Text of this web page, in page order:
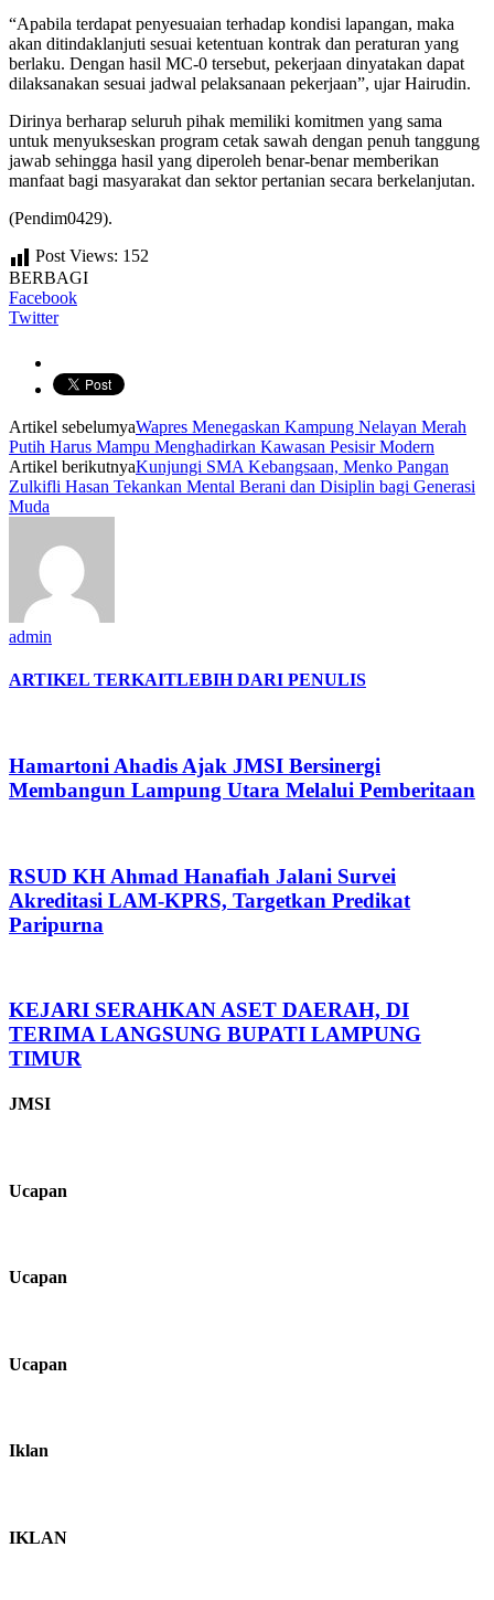
“Apabila terdapat penyesuaian terhadap kondisi lapangan, maka
akan ditindaklanjuti sesuai ketentuan kontrak dan peraturan yang
berlaku. Dengan hasil MC-0 tersebut, pekerjaan dinyatakan dapat
dilaksanakan sesuai jadwal pelaksanaan pekerjaan”, ujar Hairudin.
Dirinya berharap seluruh pihak memiliki komitmen yang sama
untuk menyukseskan program cetak sawah dengan penuh tanggung
jawab sehingga hasil yang diperoleh benar-benar memberikan
manfaat bagi masyarakat dan sektor pertanian secara berkelanjutan.
(Pendim0429).
Post Views: 152
BERBAGI
Facebook
Twitter
Artikel sebelumyaWapres Menegaskan Kampung Nelayan Merah
Putih Harus Mampu Menghadirkan Kawasan Pesisir Modern
Artikel berikutnyaKunjungi SMA Kebangsaan, Menko Pangan
Zulkifli Hasan Tekankan Mental Berani dan Disiplin bagi Generasi
Muda
admin
ARTIKEL TERKAITLEBIH DARI PENULIS
Hamartoni Ahadis Ajak JMSI Bersinergi
Membangun Lampung Utara Melalui Pemberitaan
RSUD KH Ahmad Hanafiah Jalani Survei
Akreditasi LAM-KPRS, Targetkan Predikat
Paripurna
KEJARI SERAHKAN ASET DAERAH, DI
TERIMA LANGSUNG BUPATI LAMPUNG
TIMUR
JMSI
Ucapan
Ucapan
Ucapan
Iklan
IKLAN